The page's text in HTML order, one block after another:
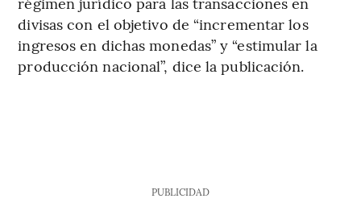
divisas con el objetivo de “incrementar los
ingresos en dichas monedas” y “estimular la
producción nacional”, dice la publicación.
PUBLICIDAD